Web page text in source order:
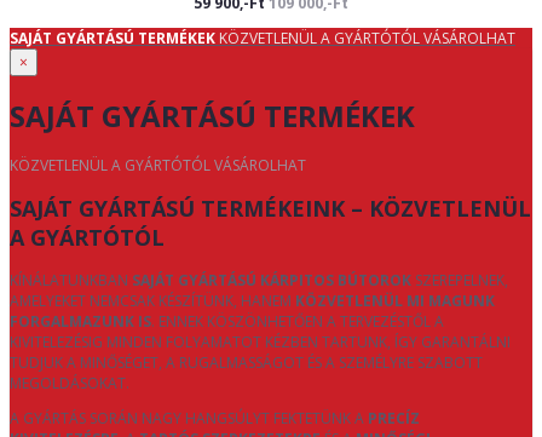
SAJÁT GYÁRTÁSÚ TERMÉKEK KÖZVETLENÜL A GYÁRTÓTÓL VÁSÁROLHAT
×
SAJÁT GYÁRTÁSÚ TERMÉKEK
KÖZVETLENÜL A GYÁRTÓTÓL VÁSÁROLHAT
SAJÁT GYÁRTÁSÚ TERMÉKEINK – KÖZVETLENÜL
A GYÁRTÓTÓL
KÍNÁLATUNKBAN SAJÁT GYÁRTÁSÚ KÁRPITOS BÚTOROK SZEREPELNEK,
AMELYEKET NEMCSAK KÉSZÍTÜNK, HANEM KÖZVETLENÜL MI MAGUNK
FORGALMAZUNK IS. ENNEK KÖSZÖNHETŐEN A TERVEZÉSTŐL A
KIVITELEZÉSIG MINDEN FOLYAMATOT KÉZBEN TARTUNK, ÍGY GARANTÁLNI
TUDJUK A MINŐSÉGET, A RUGALMASSÁGOT ÉS A SZEMÉLYRE SZABOTT
MEGOLDÁSOKAT.
A GYÁRTÁS SORÁN NAGY HANGSÚLYT FEKTETÜNK A PRECÍZ